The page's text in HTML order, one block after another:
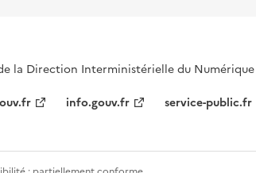
la Direction Interministérielle du Numérique
info.gouv.fr service-public.fr